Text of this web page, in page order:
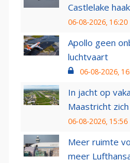
Castlelake
06-08-2026, 16:20
Apollo geen
luchtvaart
06-08-2026,
In jacht op
Maastricht
06-08-2026, 15:56
Meer ruimte
meer